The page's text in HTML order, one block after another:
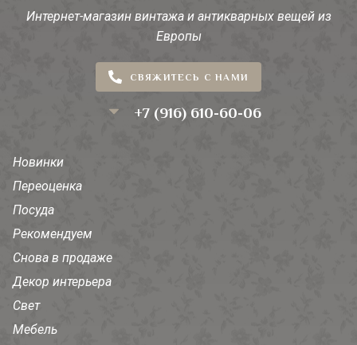
Интернет-магазин винтажа и антикварных вещей из
Европы
СВЯЖИТЕСЬ С НАМИ
+7 (916) 610-60-06
Новинки
Переоценка
Посуда
Рекомендуем
Снова в продаже
Декор интерьера
Свет
Мебель